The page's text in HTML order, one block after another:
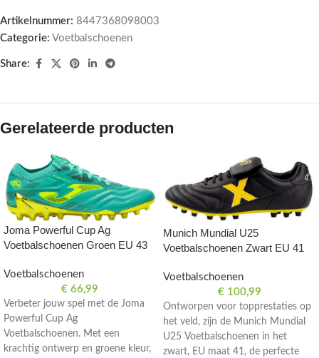
Artikelnummer: 8447368098003
Categorie: Voetbalschoenen
Share:
Gerelateerde producten
Joma Powerful Cup Ag
Voetbalschoenen Groen EU 43
Voetbalschoenen
€ 66,99
Verbeter jouw spel met de Joma
Powerful Cup Ag
Voetbalschoenen. Met een
krachtig ontwerp en groene kleur,
Munich Mundial U25
Voetbalschoenen Zwart EU 41
Voetbalschoenen
€100,99
Ontworpen voor topprestaties op
het veld, zijn de Munich Mundial
U25 Voetbalschoenen in het
zwart, EU maat 41, de perfecte